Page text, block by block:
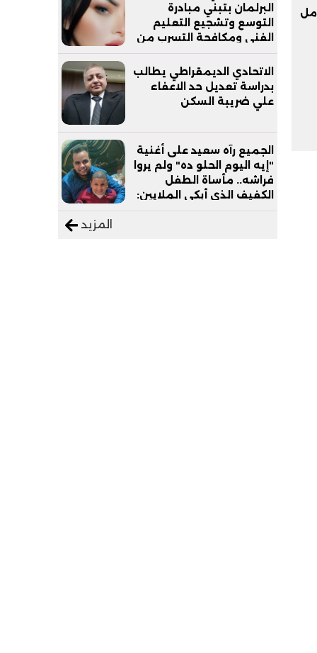
البرلمان بتبني مبادرة
التوسع وتشجيع التعليم
الفني ومكافحة التسرب من
التعليم
الاتحادي الديمقراطي يطالب
بدراسة تعديل حد الاعفاء
علي ضريبة السكن
الجميع رآه سعيد على أغنية
"إيه اليوم الحلو ده" ولم يروا
فراشه.. مأساة الطفل
الكفيف الذي أبكى الملايين:
المزيد